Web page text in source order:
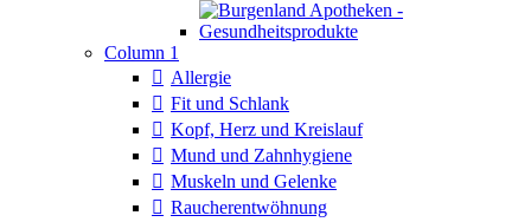
Column 1
Allergie
Fit und Schlank
Kopf, Herz und Kreislauf
Mund und Zahnhygiene
Muskeln und Gelenke
Raucherentwöhnung